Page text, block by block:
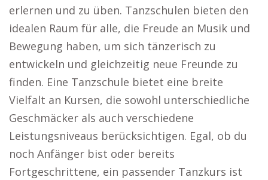
erlernen und zu üben. Tanzschulen bieten den
idealen Raum für alle, die Freude an Musik und
Bewegung haben, um sich tänzerisch zu
entwickeln und gleichzeitig neue Freunde zu
finden. Eine Tanzschule bietet eine breite
Vielfalt an Kursen, die sowohl unterschiedliche
Geschmäcker als auch verschiedene
Leistungsniveaus berücksichtigen. Egal, ob du
noch Anfänger bist oder bereits
Fortgeschrittene, ein passender Tanzkurs ist